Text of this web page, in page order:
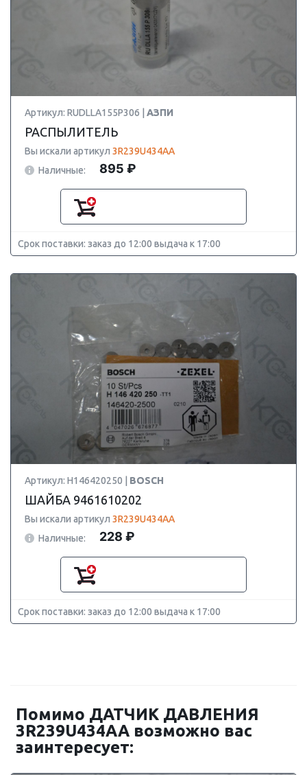
Артикул: RUDLLA155P306 | АЗПИ
РАСПЫЛИТЕЛЬ
Вы искали артикул 3R239U434AA
Наличные:
895 ₽
Срок поставки: заказ до 12:00 выдача к 17:00
Артикул: H146420250 | BOSCH
ШАЙБА 9461610202
Вы искали артикул 3R239U434AA
Наличные:
228 ₽
Срок поставки: заказ до 12:00 выдача к 17:00
Помимо ДАТЧИК ДАВЛЕНИЯ
3R239U434AA возможно вас
заинтересует: